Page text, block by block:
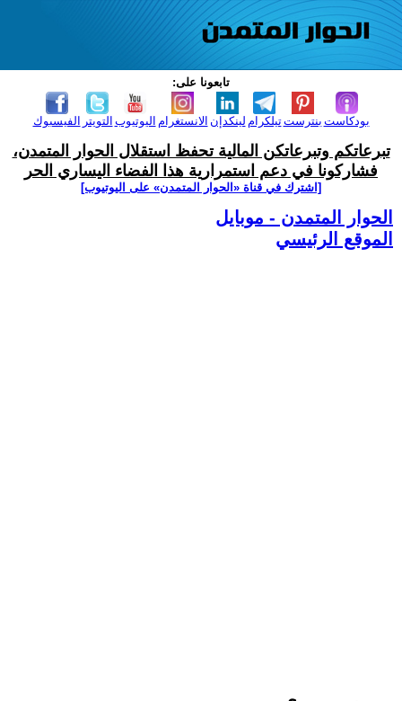
تابعونا على:
الفيسبوك التويتر اليوتيوب الانستغرام لينكدإن تيلكرامبنترست بودكاست
تبرعاتكم وتبرعاتكن المالية تحفظ استقلال الحوار المتمدن،
فشاركونا في دعم استمرارية هذا الفضاء اليساري الحر
[اشترك في قناة ‫«الحوار المتمدن» على اليوتيوب]
الحوار المتمدن - موبايل
الموقع الرئيسي